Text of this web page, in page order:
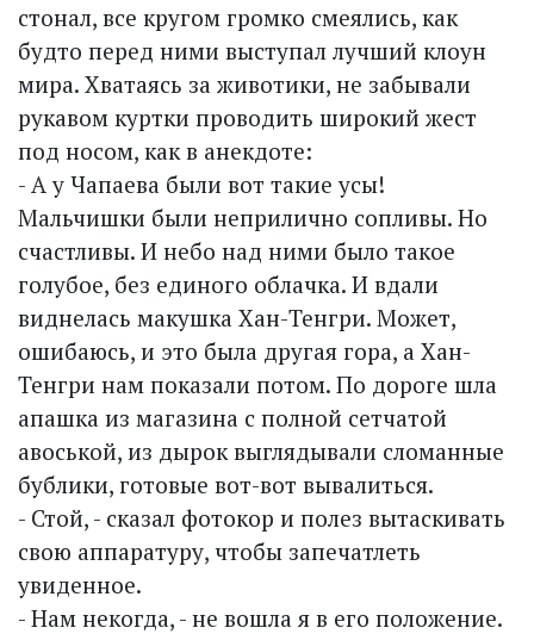
стонал, все кругом громко смеялись, как
будто перед ними выступал лучший клоун
мира. Хватаясь за животики, не забывали
рукавом куртки проводить широкий жест
под носом, как в анекдоте:
- А у Чапаева были вот такие усы!
Мальчишки были неприлично сопливы. Но
счастливы. И небо над ними было такое
голубое, без единого облачка. И вдали
виднелась макушка Хан-Тенгри. Может,
ошибаюсь, и это была другая гора, а Хан-
Тенгри нам показали потом. По дороге шла
апашка из магазина с полной сетчатой
авоськой, из дырок выглядывали сломанные
бублики, готовые вот-вот вывалиться.
- Стой, - сказал фотокор и полез вытаскивать
свою аппаратуру, чтобы запечатлеть
увиденное.
- Нам некогда, - не вошла я в его положение.